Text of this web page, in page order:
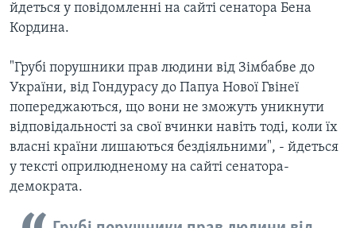
йдеться у повідомленні на сайті сенатора Бена
Кордина.
"Грубі порушники прав людини від Зімбабве до
України, від Гондурасу до Папуа Нової Гвінеї
попереджаються, що вони не зможуть уникнути
відповідальності за свої вчинки навіть тоді, коли їх
власні країни лишаються бездіяльними", - йдеться
у тексті оприлюдненому на сайті сенатора-
демократа.